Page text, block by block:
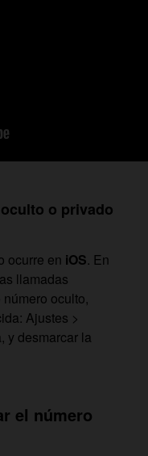
o privado
ocurre en iOS. En
llamadas
oculto,
Ajustes >
y desmarcar la
el número